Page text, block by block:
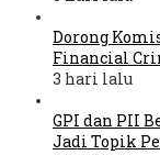
Dorong
Financial
3 hari lalu
GPI dan PII
Jadi Topik